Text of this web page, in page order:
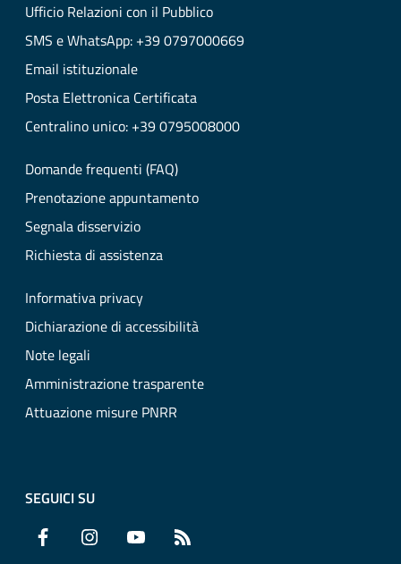
Ufficio Relazioni con il Pubblico
SMS e WhatsApp: +39 0797000669
Email istituzionale
Posta Elettronica Certificata
Centralino unico: +39 0795008000
Domande frequenti (FAQ)
Prenotazione appuntamento
Segnala disservizio
Richiesta di assistenza
Informativa privacy
Dichiarazione di accessibilità
Note legali
Amministrazione trasparente
Attuazione misure PNRR
SEGUICI SU
Facebook Instagram YouTube